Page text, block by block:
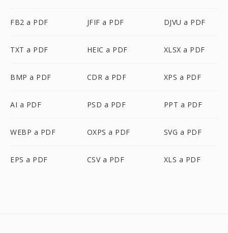
FB2 a PDF JFIF a PDF DJVU a PDF
TXT a PDF HEIC a PDF XLSX a PDF
BMP a PDF CDR a PDF XPS a PDF
AI a PDF PSD a PDF PPT a PDF
WEBP a PDF OXPS a PDF SVG a PDF
EPS a PDF CSV a PDF XLS a PDF